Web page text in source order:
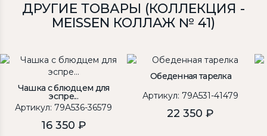
ДРУГИЕ ТОВАРЫ (КОЛЛЕКЦИЯ -
MEISSEN КОЛЛАЖ № 41)
Чашка с блюдцем для
эспре...
Артикул: 79A536-36579
16 350 ₽
Обеденная тарелка
Артикул: 79A531-41479
22 350 ₽